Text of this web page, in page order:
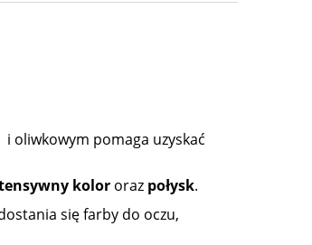
oliwkowym pomaga uzyskać
kolor oraz połysk.
się farby do oczu,